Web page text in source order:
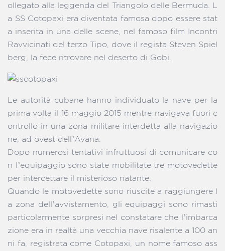
ollegato alla leggenda del Triangolo delle Bermuda. L
a SS Cotopaxi era diventata famosa dopo essere stat
a inserita in una delle scene, nel famoso film Incontri
Ravvicinati del terzo Tipo, dove il regista Steven Spiel
berg, la fece ritrovare nel deserto di Gobi.
Le autorità cubane hanno individuato la nave per la
prima volta il 16 maggio 2015 mentre navigava fuori c
ontrollo in una zona militare interdetta alla navigazio
ne, ad ovest dell’Avana.
Dopo numerosi tentativi infruttuosi di comunicare co
n l’equipaggio sono state mobilitate tre motovedette
per intercettare il misterioso natante.
Quando le motovedette sono riuscite a raggiungere l
a zona dell’avvistamento, gli equipaggi sono rimasti
particolarmente sorpresi nel constatare che l’imbarca
zione era in realtà una vecchia nave risalente a 100 an
ni fa, registrata come Cotopaxi, un nome famoso ass